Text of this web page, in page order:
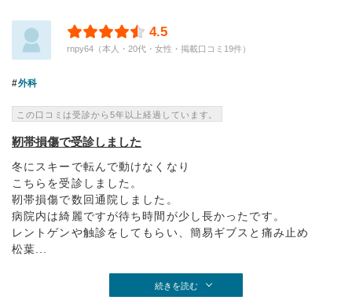
4.5
rnpy64（本人・20代・女性・掲載口コミ19件）
外科
この口コミは受診から5年以上経過しています。
靭帯損傷で受診しました
冬にスキーで転んで動けなくなり
こちらを受診しました。
靭帯損傷で数回通院しました。
病院内は綺麗ですが待ち時間が少し長かったです。
レントゲンや触診をしてもらい、簡易ギブスと痛み止め
松葉...
続きを読む